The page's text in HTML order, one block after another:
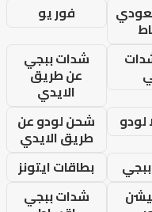
فور يو
شدات ببجي
عن طريق
الايدي
شحن لودو عن
طريق الايدي
بطاقات ايتونز
شدات ببجي